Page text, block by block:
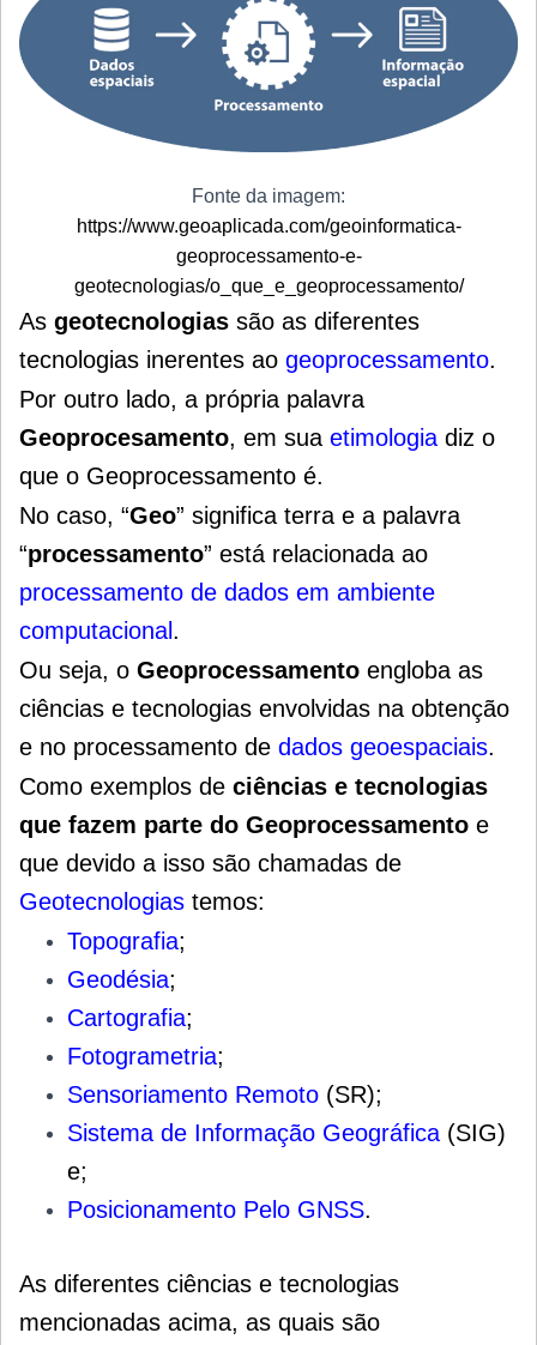
Fonte da imagem:
https://www.geoaplicada.com/geoinformatica-
geoprocessamento-e-
geotecnologias/o_que_e_geoprocessamento/
As geotecnologias são as diferentes
tecnologias inerentes ao geoprocessamento.
Por outro lado, a própria palavra
Geoprocesamento, em sua etimologia diz o
que o Geoprocessamento é.
No caso, “Geo” significa terra e a palavra
“processamento” está relacionada ao
processamento de dados em ambiente
computacional .
Ou seja, o Geoprocessamento engloba as
ciências e tecnologias envolvidas na obtenção
e no processamento de dados geoespaciais.
Como exemplos de ciências e tecnologias
que fazem parte do Geoprocessamento e
que devido a isso são chamadas de
Geotecnologias temos:
Topografia;
Geodésia;
Cartografia;
Fotogrametria;
Sensoriamento Remoto (SR);
Sistema de Informação Geográfica (SIG)
e;
Posicionamento Pelo GNSS.
As diferentes ciências e tecnologias
mencionadas acima, as quais são